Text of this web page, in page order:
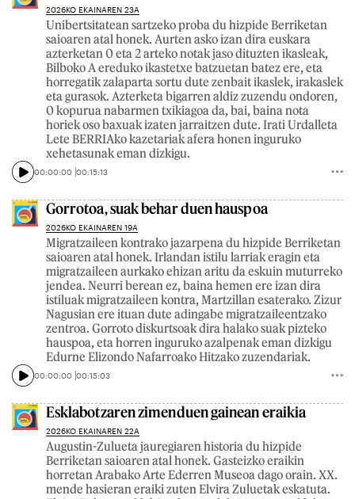
2026KO EKAINAREN 23A
Unibertsitatean sartzeko proba du hizpide Berriketan
saioaren atal honek. Aurten asko izan dira euskara
azterketan 0 eta 2 arteko notak jaso dituzten ikasleak,
Bilboko A ereduko ikastetxe batzuetan batez ere, eta
horregatik zalaparta sortu dute zenbait ikaslek, irakaslek
eta gurasok. Azterketa bigarren aldiz zuzendu ondoren,
0 kopurua nabarmen txikiagoa da, bai, baina nota
horiek oso baxuak izaten jarraitzen dute. Irati Urdalleta
Lete BERRIAko kazetariak afera honen inguruko
xehetasunak eman dizkigu.
00:00:00 00:15:13
Gorrotoa, suak behar duen hauspoa
2026KO EKAINAREN 19A
Migratzaileen kontrako jazarpena du hizpide Berriketan
saioaren atal honek. Irlandan istilu larriak eragin eta
migratzaileen aurkako ehizan aritu da eskuin muturreko
jendea. Neurri berean ez, baina hemen ere izan dira
istiluak migratzaileen kontra, Martzillan esaterako. Zizur
Nagusian ere ituan dute adingabe migratzaileentzako
zentroa. Gorroto diskurtsoak dira halako suak pizteko
hauspoa, eta horren inguruko azalpenak eman dizkigu
Edurne Elizondo Nafarroako Hitzako zuzendariak.
00:00:00 00:15:03
Esklabotzaren zimenduen gainean eraikia
2026KO EKAINAREN 22A
Augustin-Zulueta jauregiaren historia du hizpide
Berriketan saioaren atal honek. Gasteizko eraikin
horretan Arabako Arte Ederren Museoa dago orain. XX.
mende hasieran eraiki zuten Elvira Zuluetak eskatuta.